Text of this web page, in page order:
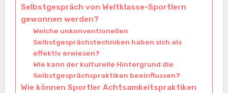
Selbstgespräch von Weltklasse-Sportlern
gewonnen werden?
Welche unkonventionellen
Selbstgesprächstechniken haben sich als
effektiv erwiesen?
Wie kann der kulturelle Hintergrund die
Selbstgesprächspraktiken beeinflussen?
Wie können Sportler Achtsamkeitspraktiken